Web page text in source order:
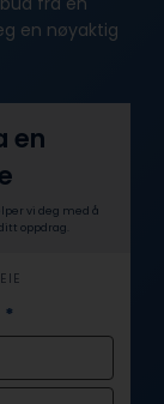
en nøyaktig
en
vi deg med å
oppdrag.
*